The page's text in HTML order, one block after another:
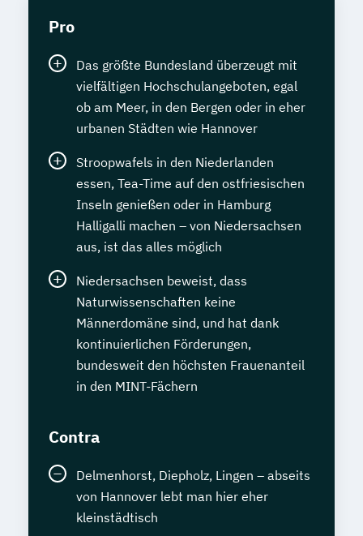
Pro
Das größte Bundesland überzeugt mit
vielfältigen Hochschulangeboten, egal
ob am Meer, in den Bergen oder in eher
urbanen Städten wie Hannover
Stroopwafels in den Niederlanden
essen, Tea-Time auf den ostfriesischen
Inseln genießen oder in Hamburg
Halligalli machen – von Niedersachsen
aus, ist das alles möglich
Niedersachsen beweist, dass
Naturwissenschaften keine
Männerdomäne sind, und hat dank
kontinuierlichen Förderungen,
bundesweit den höchsten Frauenanteil
in den MINT-Fächern
Contra
Delmenhorst, Diepholz, Lingen – abseits
von Hannover lebt man hier eher
kleinstädtisch